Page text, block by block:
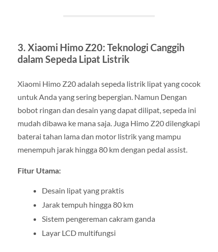
3. Xiaomi Himo Z20: Teknologi Canggih
dalam Sepeda Lipat Listrik
Xiaomi Himo Z20 adalah sepeda listrik lipat yang cocok
untuk Anda yang sering bepergian. Namun Dengan
bobot ringan dan desain yang dapat dilipat, sepeda ini
mudah dibawa ke mana saja. Juga Himo Z20 dilengkapi
baterai tahan lama dan motor listrik yang mampu
menempuh jarak hingga 80 km dengan pedal assist.
Fitur Utama:
Desain lipat yang praktis
Jarak tempuh hingga 80 km
Sistem pengereman cakram ganda
Layar LCD multifungsi